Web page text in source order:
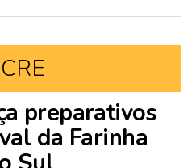
preparativos
da Farinha